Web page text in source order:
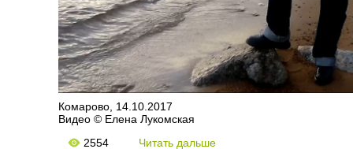
Комарово, 14.10.2017
Видео © Елена Лукомская
2554
Читать дальше